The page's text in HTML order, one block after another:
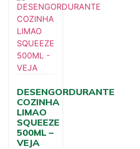
DESENGORDURANTE
COZINHA
LIMAO
SQUEEZE
500ML –
VEJA